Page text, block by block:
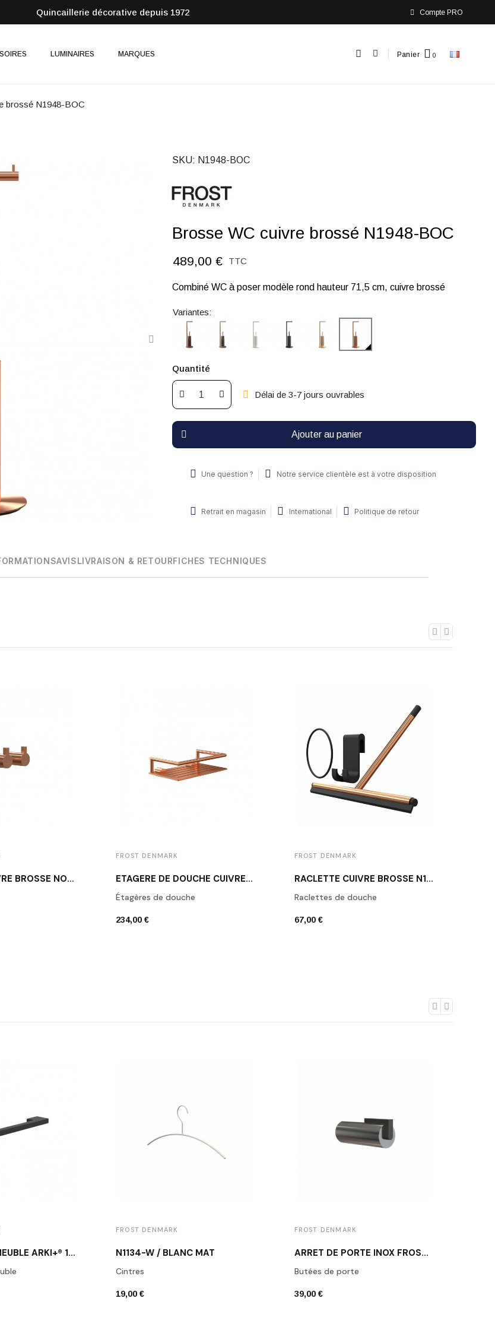
Quincaillerie décorative depuis 1972 Compte PRO
LUMINAIRES MARQUES Panier
brossé N1948-BOC
SKU N1948-BOC
Brosse WC cuivre brossé N1948-BOC
489,00 € TTC
Combiné WC à poser modèle rond hauteur 71,5 cm, cuivre brossé
Variantes:
Quantité
Délai de 3-7 jours ouvrables
Ajouter au panier
Une question ? Notre service clientèle est à votre disposition
Retrait en magasin International Politique de retour
AVISLIVRAISON & RETOURFICHES TECHNIQUES
PATÈRES CUIVRE BROSSÉ NOVA2 FROST DENMARK
FROST DENMARK
ETAGÈRE DE DOUCHE CUIVRE BROSSÉ N1937-BOC
Étagères de douche
234,00 €
FROST DENMARK
RACLETTE CUIVRE BROSSÉ N1946-BOC
Raclettes de douche
67,00 €
POIGNÉE DE MEUBLE ARKI+® 160 NOIR MAT
FROST DENMARK
N1134-W / BLANC MAT
Cintres
19,00 €
FROST DENMARK
ARRÊT DE PORTE INOX FROST N1931-1
Butées de porte
39,00 €